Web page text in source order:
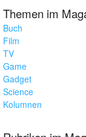
Themen im
Buch
Film
TV
Game
Gadget
Science
Kolumnen